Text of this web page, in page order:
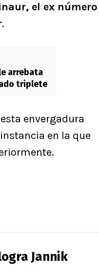
el ex número
.
arrebata
triplete
envergadura
en la que
Jannik